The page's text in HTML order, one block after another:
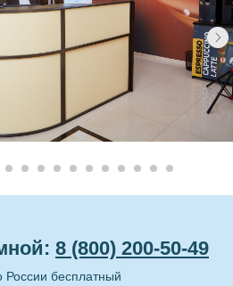
8 (800) 200-50-49
России бесплатный